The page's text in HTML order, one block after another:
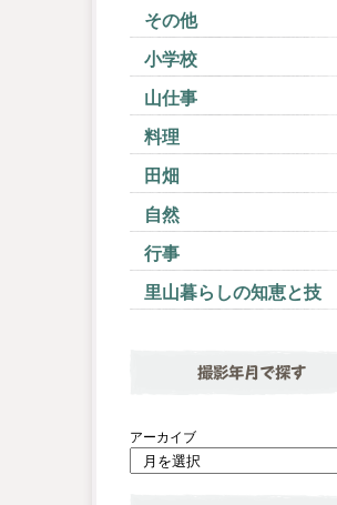
その他
小学校
山仕事
料理
田畑
自然
行事
里山暮らしの知恵と技
撮影年月で探す
アーカイブ